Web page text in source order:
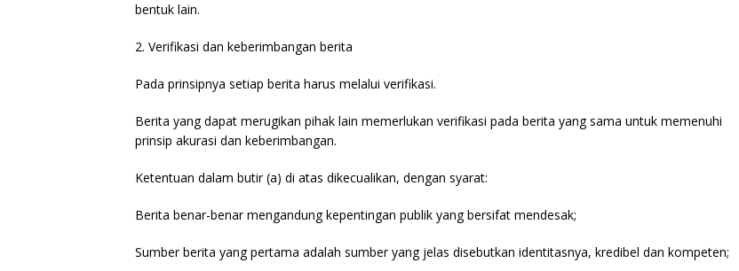
bentuk lain.
2. Verifikasi dan keberimbangan berita
Pada prinsipnya setiap berita harus melalui verifikasi.
Berita yang dapat merugikan pihak lain memerlukan verifikasi pada berita yang sama untuk memenuhi
prinsip akurasi dan keberimbangan.
Ketentuan dalam butir (a) di atas dikecualikan, dengan syarat:
Berita benar-benar mengandung kepentingan publik yang bersifat mendesak;
Sumber berita yang pertama adalah sumber yang jelas disebutkan identitasnya, kredibel dan kompeten;